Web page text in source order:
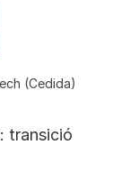
(Cedida)
transició